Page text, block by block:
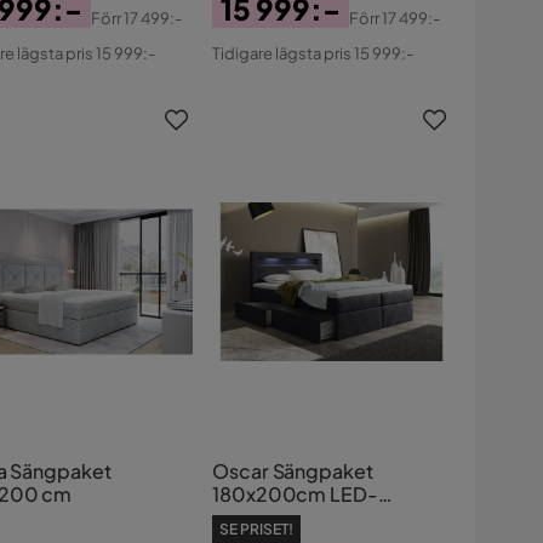
Förr17 499:-
lägsta pris 15 999:-
Pris
15 999:-
Original
Förr17 499:-
Tidigare lägsta pris 15 999:-
Sängpaket
cm
Oscar Sängpaket
180x200cm LED-
belysning
SE PRISET!